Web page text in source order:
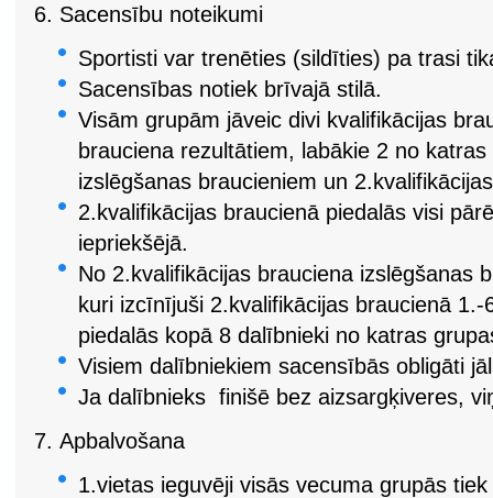
6. Sacensību noteikumi
Sportisti var trenēties (sildīties) pa trasi
Sacensības notiek brīvajā stilā.
Visām grupām jāveic divi kvalifikācijas
brauciena rezultātiem, labākie 2 no
izslēgšanas braucieniem un
2.kvalifikācijas braucienā piedalās visi
iepriekšējā.
No 2.kvalifikācijas brauciena izslēgšanas
kuri izcīnījuši 2.kvalifikācijas braucienā
piedalās kopā 8 dalībnieki no katras
Visiem dalībniekiem sacensībās obligāti
Ja dalībnieks finišē bez aizsargķiveres,
7. Apbalvošana
1.vietas ieguvēji visās vecuma grupās